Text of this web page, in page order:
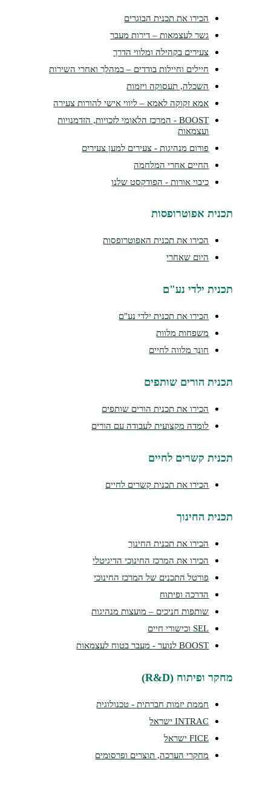
הכירו את תכנית הבוגרים
גשר לעצמאות – דירות מעבר
צעירים בקהילה ומלווי הדרך
חיילים וחיילות בודדים – במהלך ואחרי השירות
השכלה, תעסוקה ויזמות
אמא זקוקה לאמא – ליווי אישי להורות צעירה
BOOST - המרכז הלאומי לזכויות, הזדמנויות
ועצמאות
פורום מנהיגות - צעירים למען צעירים
החיים אחרי המלחמה
כיבוי אורות - הפודקסט שלנו
תכנית אפוטרופסות
הכירו את תכנית האפוטרופסות
היום שאחרי
תכנית ילדי נע"ם
הכירו את תכנית ילדי נע"ם
משפחות מלוות
חונך מלווה לחיים
תכנית הורים שותפים
הכירו את תכנית הורים שותפים
לומדה מקצועית לעבודה עם הורים
תכנית קשרים לחיים
הכירו את תכנית קשרים לחיים
תכנית החינוך
הכירו את תכנית החינוך
הכירו את המרכז החינוכי הדיגיטלי
פורטל התכנים של המרכז החינוכי
הדרכה ופיתוח
שותפות חניכים – מועצות מנהיגות
SEL וכישורי חיים
BOOST לנוער - מעבר בטוח לעצמאות
מחקר ופיתוח (R&D)
חממת יזמות חברתית - טכנולוגית
INTRAC ישראל
FICE ישראל
מחקרי הערכה, תוצרים ופרסומים